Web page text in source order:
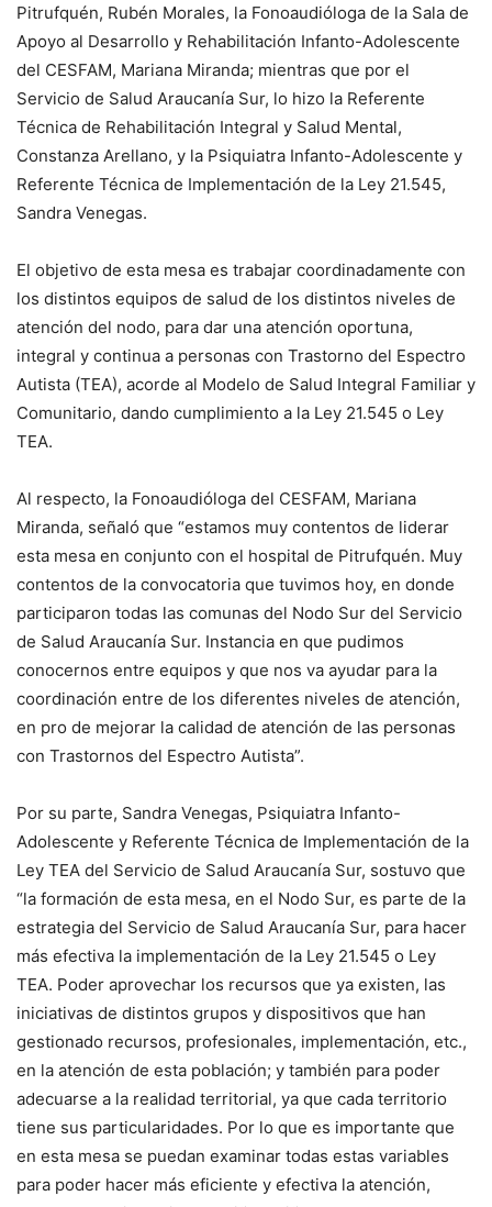
Pitrufquén, Rubén Morales, la Fonoaudióloga de la Sala de
Apoyo al Desarrollo y Rehabilitación Infanto-Adolescente
del CESFAM, Mariana Miranda; mientras que por el
Servicio de Salud Araucanía Sur, lo hizo la Referente
Técnica de Rehabilitación Integral y Salud Mental,
Constanza Arellano, y la Psiquiatra Infanto-Adolescente y
Referente Técnica de Implementación de la Ley 21.545,
Sandra Venegas.
El objetivo de esta mesa es trabajar coordinadamente con
los distintos equipos de salud de los distintos niveles de
atención del nodo, para dar una atención oportuna,
integral y continua a personas con Trastorno del Espectro
Autista (TEA), acorde al Modelo de Salud Integral Familiar y
Comunitario, dando cumplimiento a la Ley 21.545 o Ley
TEA.
Al respecto, la Fonoaudióloga del CESFAM, Mariana
Miranda, señaló que “estamos muy contentos de liderar
esta mesa en conjunto con el hospital de Pitrufquén. Muy
contentos de la convocatoria que tuvimos hoy, en donde
participaron todas las comunas del Nodo Sur del Servicio
de Salud Araucanía Sur. Instancia en que pudimos
conocernos entre equipos y que nos va ayudar para la
coordinación entre de los diferentes niveles de atención,
en pro de mejorar la calidad de atención de las personas
con Trastornos del Espectro Autista”.
Por su parte, Sandra Venegas, Psiquiatra Infanto-
Adolescente y Referente Técnica de Implementación de la
Ley TEA del Servicio de Salud Araucanía Sur, sostuvo que
“la formación de esta mesa, en el Nodo Sur, es parte de la
estrategia del Servicio de Salud Araucanía Sur, para hacer
más efectiva la implementación de la Ley 21.545 o Ley
TEA. Poder aprovechar los recursos que ya existen, las
iniciativas de distintos grupos y dispositivos que han
gestionado recursos, profesionales, implementación, etc.,
en la atención de esta población; y también para poder
adecuarse a la realidad territorial, ya que cada territorio
tiene sus particularidades. Por lo que es importante que
en esta mesa se puedan examinar todas estas variables
para poder hacer más eficiente y efectiva la atención,